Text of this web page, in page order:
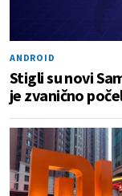
ANDROID
Stigli su novi
je zvanično